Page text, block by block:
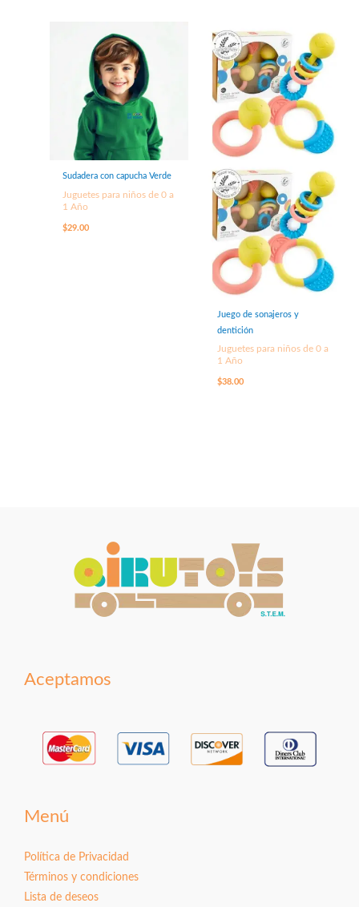
Sudadera con capucha Verde
Juguetes para niños de 0 a
1 Año
$29.00
Juego de sonajeros y
dentición
Juguetes para niños de 0 a
1 Año
$38.00
Aceptamos
Menú
Política de Privacidad
Términos y condiciones
Lista de deseos